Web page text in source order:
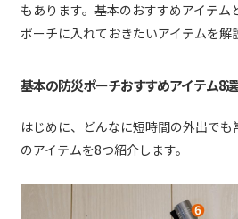
もあります。基本のおすすめアイテム
ポーチに入れておきたいアイテムを解
基本の防災ポーチおすすめアイテム8選
はじめに、どんなに短時間の外出で
のアイテムを8つ紹介します。